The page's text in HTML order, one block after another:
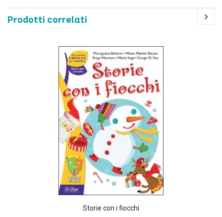
Prodotti correlati
Storie con i fiocchi